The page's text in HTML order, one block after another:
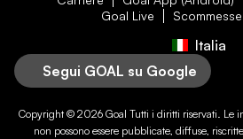
Goal Live
Scommesse
Italia
Segui GOAL su Google
Copyright © 2026 Goal Tutti i diritti riservati. Le
non possono essere pubblicate, diffuse,